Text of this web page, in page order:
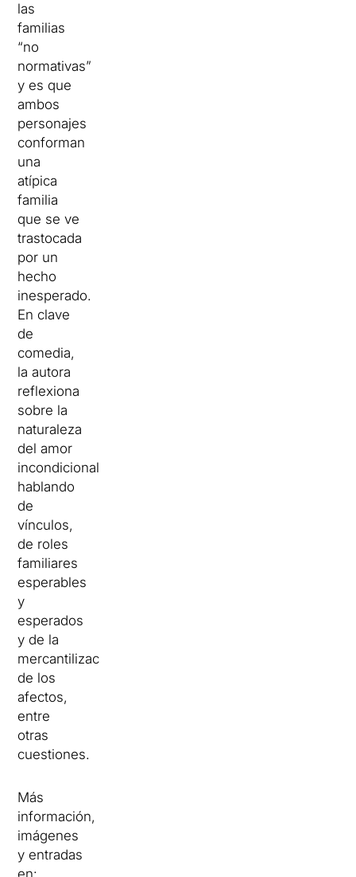
las
familias
“no
normativas”
y es que
ambos
personajes
conforman
una
atípica
familia
que se ve
trastocada
por un
hecho
inesperado.
En clave
de
comedia,
la autora
reflexiona
sobre la
naturaleza
del amor
incondicional
hablando
de
vínculos,
de roles
familiares
esperables
y
esperados
y de la
mercantilización
de los
afectos,
entre
otras
cuestiones.
Más
información,
imágenes
y entradas